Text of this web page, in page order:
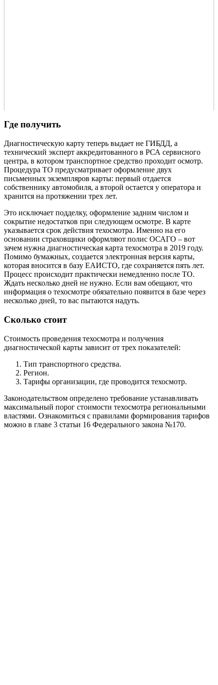
Где получить
Диагностическую карту теперь выдает не ГИБДД, а
технический эксперт аккредитованного в РСА сервисного
центра, в котором транспортное средство проходит осмотр.
Процедура ТО предусматривает оформление двух
письменных экземпляров карты: первый отдается
собственнику автомобиля, а второй остается у оператора и
хранится на протяжении трех лет.
Это исключает подделку, оформление задним числом и
сокрытие недостатков при следующем осмотре. В карте
указывается срок действия техосмотра. Именно на его
основании страховщики оформляют полис ОСАГО – вот
зачем нужна диагностическая карта техосмотра в 2019 году.
Помимо бумажных, создается электронная версия карты,
которая вносится в базу ЕАИСТО, где сохраняется пять лет.
Процесс происходит практически немедленно после ТО.
Ждать несколько дней не нужно. Если вам обещают, что
информация о техосмотре обязательно появится в базе через
несколько дней, то вас пытаются надуть.
Сколько стоит
Стоимость проведения техосмотра и получения
диагностической карты зависит от трех показателей:
Тип транспортного средства.
Регион.
Тарифы организации, где проводится техосмотр.
Законодательством определено требование устанавливать
максимальный порог стоимости техосмотра региональными
властями. Ознакомиться с правилами формирования тарифов
можно в главе 3 статьи 16 Федерального закона №170.